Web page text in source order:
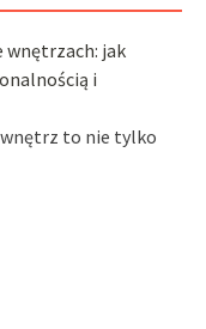
jak
i
to nie tylko